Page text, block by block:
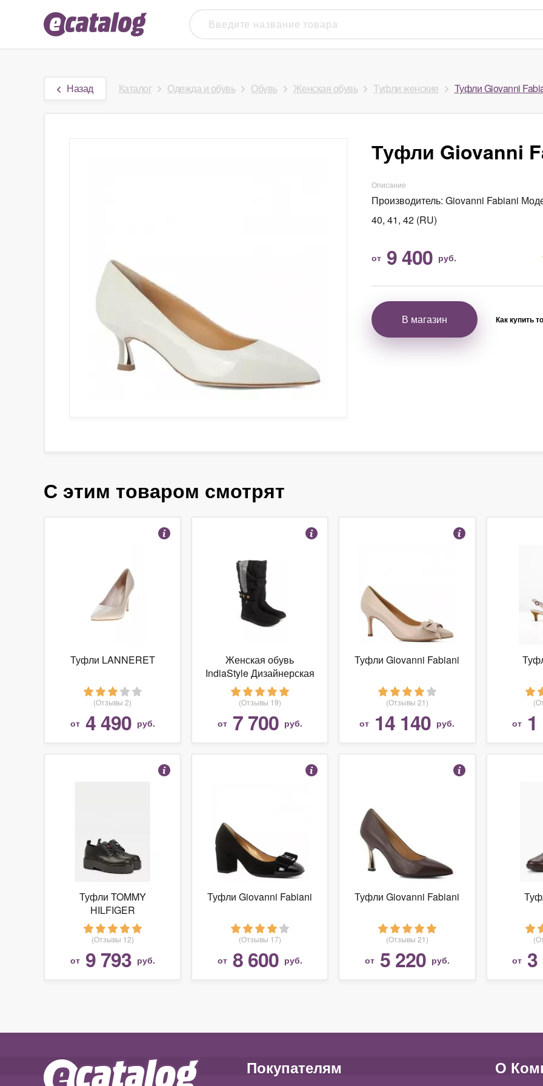
Назад Каталог Одежда и обувь Обувь Женская обувь Туфли женские Туфли Giovanni
Туфли Giovanni
Описание
Производитель: Giovanni Fabiani
40, 41, 42 (RU)
от 9 400 руб.
В магазин Как купить
С этим товаром смотрят
Туфли LANNERET
(Отзывы 2)
от 4 490 руб.
Женская обувь
IndiaStyle Дизайнерская
натуральная обувь
(Отзывы 19)
от 7 700 руб.
Туфли Giovanni Fabiani
(Отзывы 21)
от 14 140 руб. от
Туфли TOMMY
HILFIGER
(Отзывы 12)
от 9 793 руб.
Туфли Giovanni Fabiani
(Отзывы 17)
от 8 600 руб.
Туфли Giovanni Fabiani
(Отзывы 21)
от 5 220 руб. от
Покупателям О